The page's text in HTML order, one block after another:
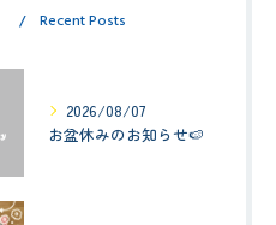
Recent Posts
2026/08/07
お盆休みのお知らせ🍉